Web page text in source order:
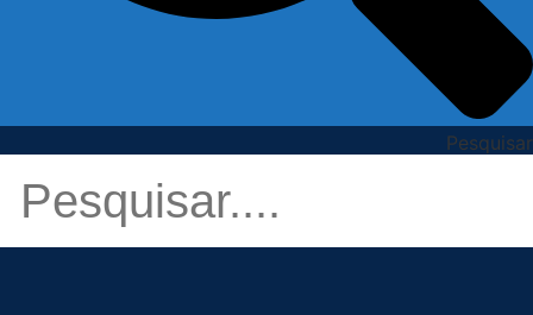
Pesquisar